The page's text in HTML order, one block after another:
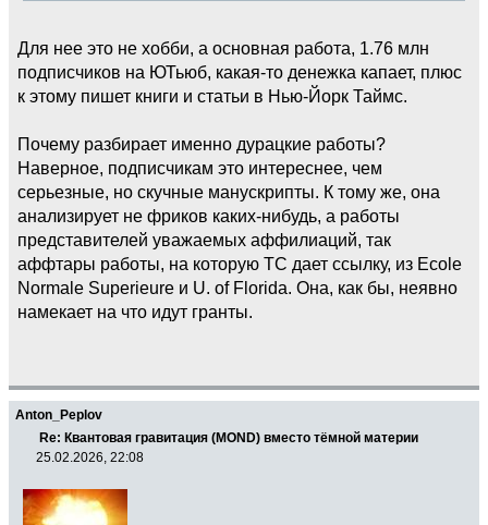
Для нее это не хобби, а основная работа, 1.76 млн
подписчиков на ЮТьюб, какая-то денежка капает, плюс
к этому пишет книги и статьи в Нью-Йорк Таймс.
Почему разбирает именно дурацкие работы?
Наверное, подписчикам это интереснее, чем
серьезные, но скучные манускрипты. К тому же, она
анализирует не фриков каких-нибудь, а работы
представителей уважаемых аффилиаций, так
аффтары работы, на которую ТС дает ссылку, из Ecole
Normale Superieure и U. of Florida. Она, как бы, неявно
намекает на что идут гранты.
Anton_Peplov
Re: Квантовая гравитация (MOND) вместо тёмной материи
25.02.2026, 22:08